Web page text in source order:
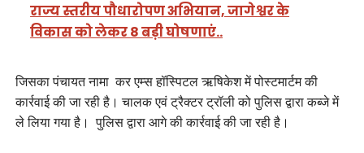
राज्य स्तरीय पौधारोपण अभियान, जागेश्वर के
विकास को लेकर 8 बड़ी घोषणाएं..
जिसका पंचायत नामा कर एम्स हॉस्पिटल ऋषिकेश में पोस्टमार्टम की
कार्रवाई की जा रही है। चालक एवं ट्रैक्टर ट्रॉली को पुलिस द्वारा कब्जे में
ले लिया गया है। पुलिस द्वारा आगे की कार्रवाई की जा रही है।